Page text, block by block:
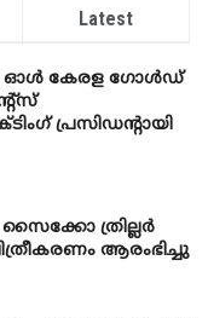
Latest
ഓൾ കേരള ഗോൾഡ്
പ്രസിഡന്റായി
സൈക്കോ ത്രില്ലർ
ആരംഭിച്ചു